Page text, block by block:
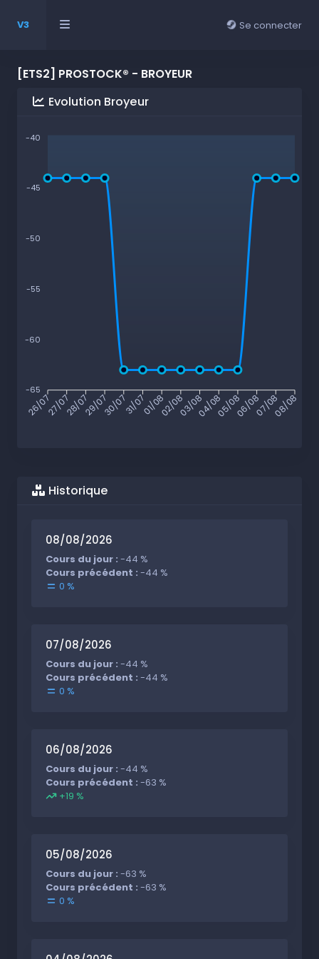
V3 Se connecter
[ETS2] PROSTOCK® - BROYEUR
Evolution Broyeur
-40
-45
-50
-55
-60
-65
26/0727/0728/0729/0730/0731/0701/0802/0803/0804/0805/0806/0807/0808/08
Historique
08/08/2026
Cours du jour : -44 %
Cours précédent : -44 %
0 %
07/08/2026
Cours du jour : -44 %
Cours précédent : -44 %
0 %
06/08/2026
Cours du jour : -44 %
Cours précédent : -63 %
+19 %
05/08/2026
Cours du jour : -63 %
Cours précédent : -63 %
0 %